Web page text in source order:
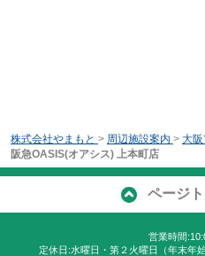
株式会社やまもと > 周辺施設案内 > 大
阪急OASIS(オアシス) 上本町店
ページ
営業時間
定休日:水曜日・第２火曜日（年末年